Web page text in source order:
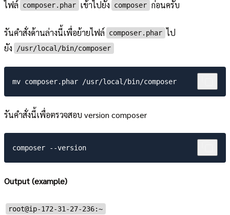
ไฟล์
composer.phar เข้าไปยัง composer ก่อนครับ
รันคำสั่งด้านล่างนี้เพื่อย้ายไฟล์ composer.phar ไป
ยัง
/usr/local/bin/composer
รันคำสั่งนี้เพื่อตรวจสอบ version composer
Output (example)
root@ip-172-31-27-236:~